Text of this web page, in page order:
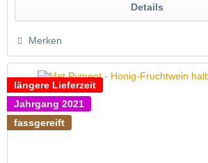
Details
Merken
längere Lieferzeit
Jahrgang 2021
fassgereift